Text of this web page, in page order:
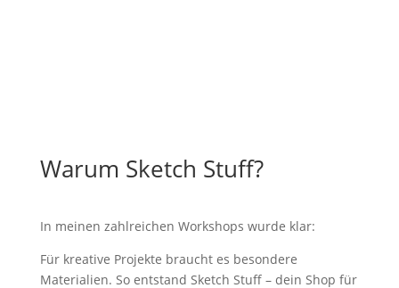
Warum Sketch Stuff?
In meinen zahlreichen Workshops wurde klar:
Für kreative Projekte braucht es besondere
Materialien. So entstand Sketch Stuff – dein Shop für